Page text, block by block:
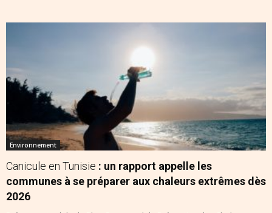
Environnement
Canicule en Tunisie : un rapport appelle les
communes à se préparer aux chaleurs extrêmes dès
2026